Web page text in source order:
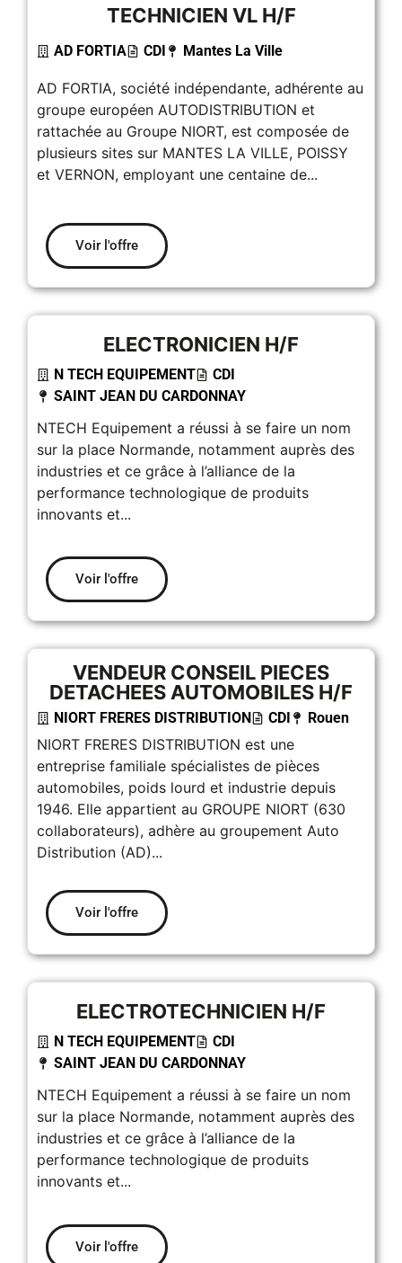
TECHNICIEN VL H/F
AD FORTIA CDI Mantes La Ville
AD FORTIA, société indépendante, adhérente au
groupe européen AUTODISTRIBUTION et
rattachée au Groupe NIORT, est composée de
plusieurs sites sur MANTES LA VILLE, POISSY
et VERNON, employant une centaine de...
Voir l'offre
ELECTRONICIEN H/F
N TECH EQUIPEMENT
CDI
SAINT JEAN DU CARDONNAY
NTECH Equipement a réussi à se faire un nom
sur la place Normande, notamment auprès des
industries et ce grâce à l’alliance de la
performance technologique de produits
innovants et...
Voir l'offre
VENDEUR CONSEIL PIECES
DETACHEES AUTOMOBILES H/F
NIORT FRERES DISTRIBUTION CDI Rouen
NIORT FRERES DISTRIBUTION est une
entreprise familiale spécialistes de pièces
automobiles, poids lourd et industrie depuis
1946. Elle appartient au GROUPE NIORT (630
collaborateurs), adhère au groupement Auto
Distribution (AD)...
Voir l'offre
ELECTROTECHNICIEN H/F
N TECH EQUIPEMENT
CDI
SAINT JEAN DU CARDONNAY
NTECH Equipement a réussi à se faire un nom
sur la place Normande, notamment auprès des
industries et ce grâce à l’alliance de la
performance technologique de produits
innovants et...
Voir l'offre